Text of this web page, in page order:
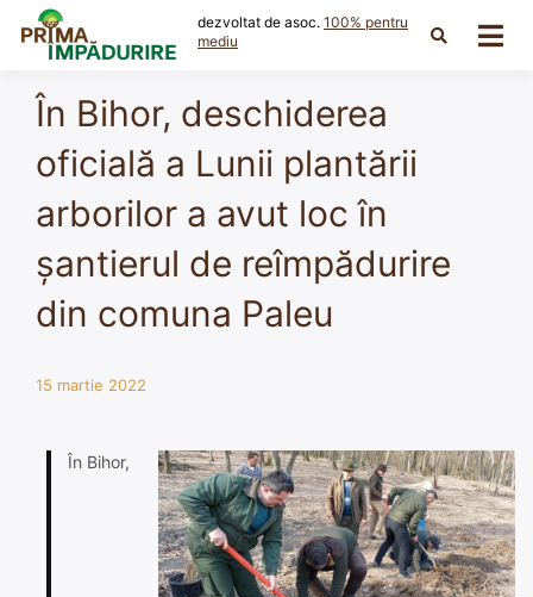
content
dezvoltat de asoc. 100% pentru
mediu
În Bihor, deschiderea
oficială a Lunii plantării
arborilor a avut loc în
șantierul de reîmpădurire
din comuna Paleu
15 martie 2022
În Bihor,